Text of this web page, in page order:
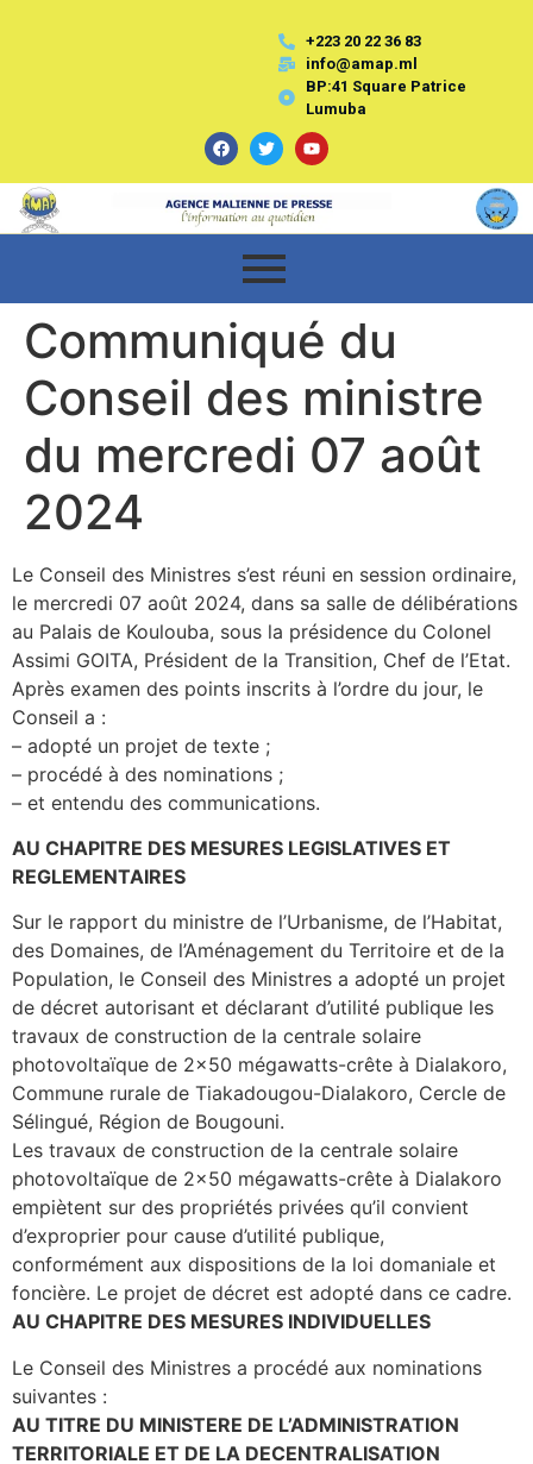
+223 20 22 36 83
info@amap.ml
BP:41 Square Patrice
Lumuba
Communiqué du
Conseil des ministre
du mercredi 07 août
2024
Le Conseil des Ministres s’est réuni en session ordinaire,
le mercredi 07 août 2024, dans sa salle de délibérations
au Palais de Koulouba, sous la présidence du Colonel
Assimi GOITA, Président de la Transition, Chef de l’Etat.
Après examen des points inscrits à l’ordre du jour, le
Conseil a :
– adopté un projet de texte ;
– procédé à des nominations ;
– et entendu des communications.
AU CHAPITRE DES MESURES LEGISLATIVES ET
REGLEMENTAIRES
Sur le rapport du ministre de l’Urbanisme, de l’Habitat,
des Domaines, de l’Aménagement du Territoire et de la
Population, le Conseil des Ministres a adopté un projet
de décret autorisant et déclarant d’utilité publique les
travaux de construction de la centrale solaire
photovoltaïque de 2×50 mégawatts-crête à Dialakoro,
Commune rurale de Tiakadougou-Dialakoro, Cercle de
Sélingué, Région de Bougouni.
Les travaux de construction de la centrale solaire
photovoltaïque de 2×50 mégawatts-crête à Dialakoro
empiètent sur des propriétés privées qu’il convient
d’exproprier pour cause d’utilité publique,
conformément aux dispositions de la loi domaniale et
foncière. Le projet de décret est adopté dans ce cadre.
AU CHAPITRE DES MESURES INDIVIDUELLES
Le Conseil des Ministres a procédé aux nominations
suivantes :
AU TITRE DU MINISTERE DE L’ADMINISTRATION
TERRITORIALE ET DE LA DECENTRALISATION